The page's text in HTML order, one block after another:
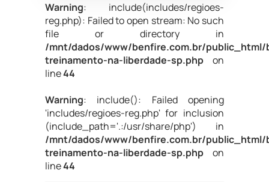
Warning: include(includes/regioes-
reg.php): Failed to open stream: No such
file or directory in
/mnt/dados/www/benfire.com.br/public_html/
treinamento-na-liberdade-sp.phpon
line44
Warning: include(): Failed opening
'includes/regioes-reg.php' for inclusion
(include_path='.:/usr/share/php') in
/mnt/dados/www/benfire.com.br/public_html/
treinamento-na-liberdade-sp.phpon
line44